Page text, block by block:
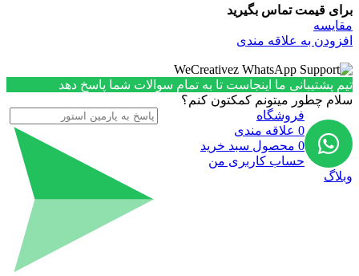
برای قیمت تماس بگیرید
مقایسه
افزودن به علاقه مندی
تیم پشتیبانی ما اینجاست تا به تمام سوالات شما پاسخ دهد
سلام چطور میتونم کمکتون کنم؟
فروشگاه
0 علاقه مندی
0 محصول سبد خرید
حساب کاربری من
وبلاگ